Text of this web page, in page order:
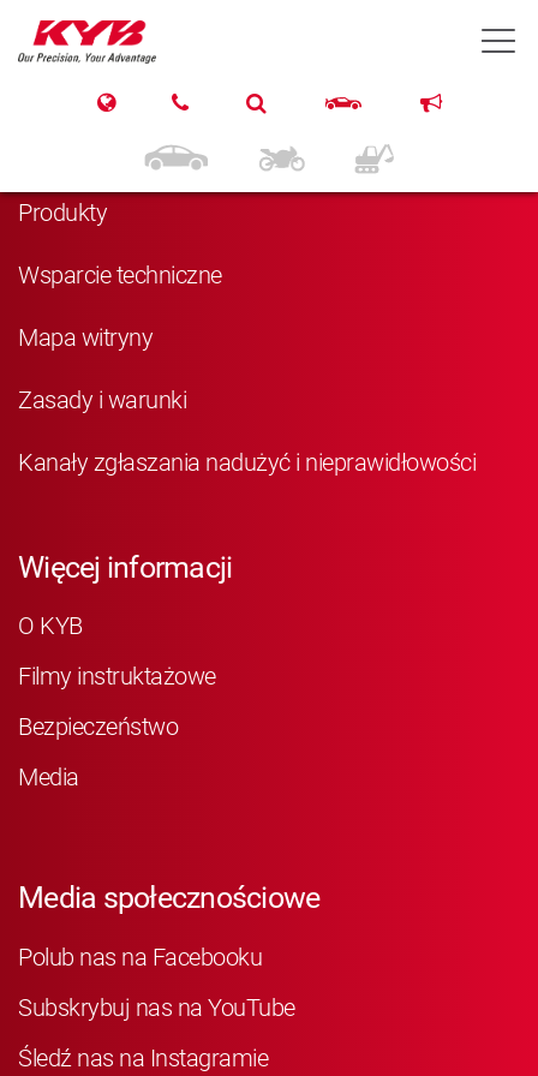
Nawigacja
Strona główna
Produkty
Wsparcie techniczne
Mapa witryny
Zasady i warunki
Kanały zgłaszania nadużyć i nieprawidłowości
Więcej informacji
O KYB
Filmy instruktażowe
Bezpieczeństwo
Media
Media społecznościowe
Polub nas na Facebooku
Subskrybuj nas na YouTube
Śledź nas na Instagramie